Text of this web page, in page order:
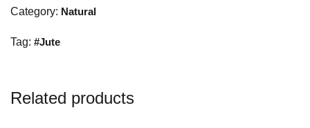
Category: Natural
Tag: Jute
Related products